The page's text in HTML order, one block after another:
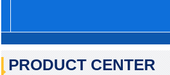
PRODUCT CENTER